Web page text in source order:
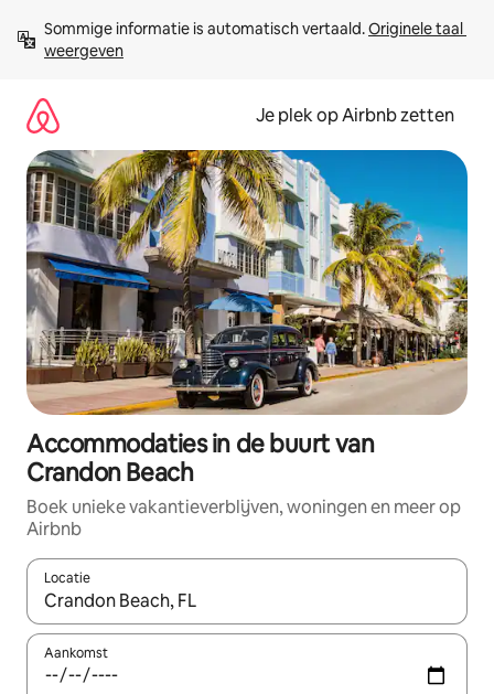
direct
naar
Sommige informatie is automatisch vertaald. Originele taal
weergeven
Je plek op Airbnb zetten
Accommodaties in de buurt van
Crandon Beach
Boek unieke vakantieverblijven, woningen en meer op
Airbnb
Locatie
Wanneer er resultaten beschikbaar zijn, maak je een keuze
Aankomst